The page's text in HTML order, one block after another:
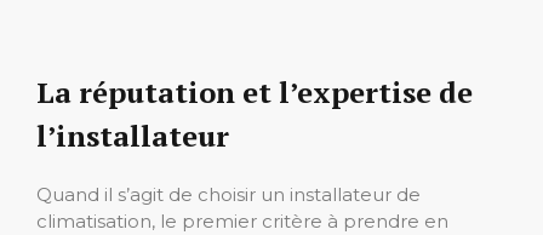
La réputation et l’expertise de
l’installateur
Quand il s’agit de choisir un installateur de
climatisation, le premier critère à prendre en